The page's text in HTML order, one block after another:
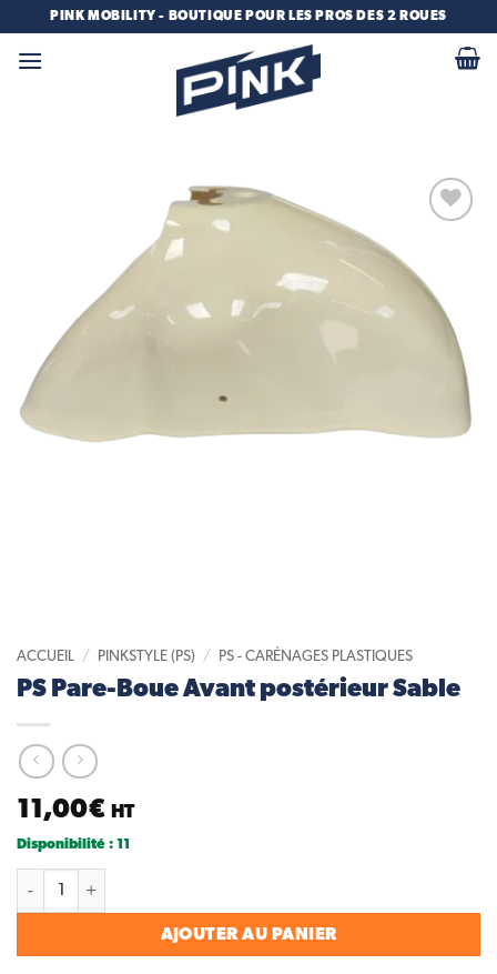
contenu
PINK MOBILITY - BOUTIQUE POUR LES PROS DES 2 ROUES
ACCUEIL / PINKSTYLE (PS) / PS - CARÉNAGES PLASTIQUES
PS Pare-Boue Avant postérieur Sable
11,00€ HT
Disponibilité : 11
quantité de PS Pare-Boue Avant postérieur Sable
AJOUTER AU PANIER